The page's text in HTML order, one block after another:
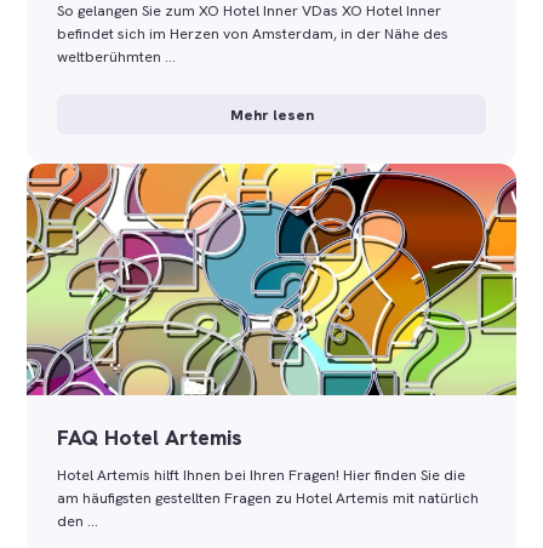
So gelangen Sie zum XO Hotel Inner VDas XO Hotel Inner
befindet sich im Herzen von Amsterdam, in der Nähe des
weltberühmten …
Mehr lesen
FAQ Hotel Artemis
Hotel Artemis hilft Ihnen bei Ihren Fragen! Hier finden Sie die
am häufigsten gestellten Fragen zu Hotel Artemis mit natürlich
den …